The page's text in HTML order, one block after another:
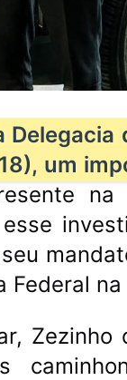
um
na
Federal na